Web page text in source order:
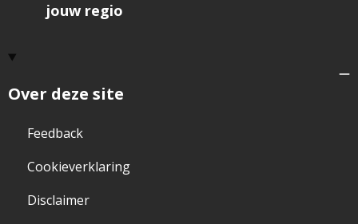
Over deze site
Feedback
Cookieverklaring
Disclaimer
jouw regio